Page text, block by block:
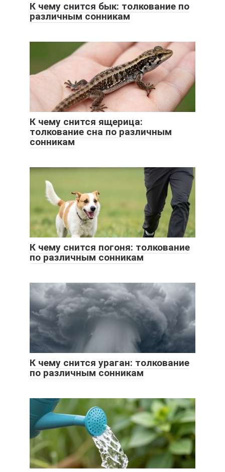
К чему снится бык: толкование по
различным сонникам
К чему снится ящерица:
толкование сна по различным
сонникам
К чему снится погоня: толкование
по различным сонникам
К чему снится ураган: толкование
по различным сонникам